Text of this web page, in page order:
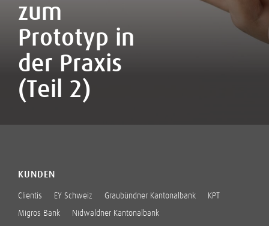
zum
Prototyp in
der Praxis
(Teil 2)
KUNDEN
Clientis EY Schweiz Graubündner Kantonalbank KPT
Migros Bank Nidwaldner Kantonalbank